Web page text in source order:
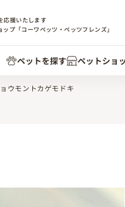
応援いたします
プ「コーワペッツ・ペッツフレンズ」
ペットを探す ペットショ
ウモントカゲモドキ